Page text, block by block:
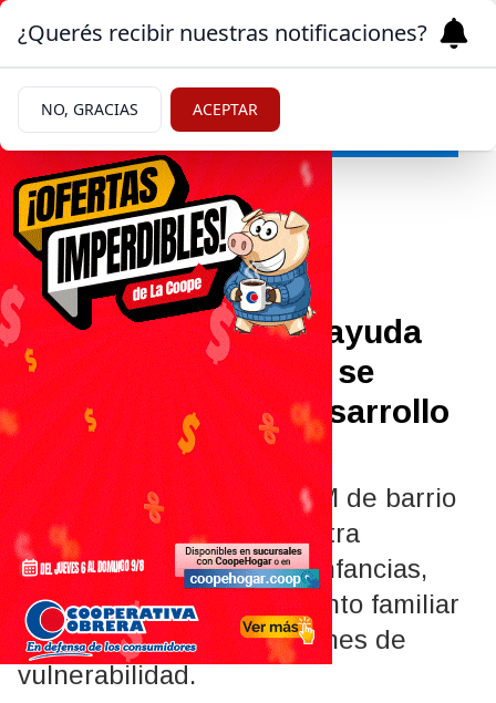
Actualidad
11/06/2026
Desde becas hasta ayuda
social: qué trámites se
pueden hacer en Desarrollo
Social de Roca
El área funciona en el CIM de barrio
Alfonsina Storni y concentra
programas vinculados a infancias,
educación, acompañamiento familiar
y asistencia ante situaciones de
vulnerabilidad.
¿Querés recibir nuestras notificaciones?
NO, GRACIAS ACEPTAR